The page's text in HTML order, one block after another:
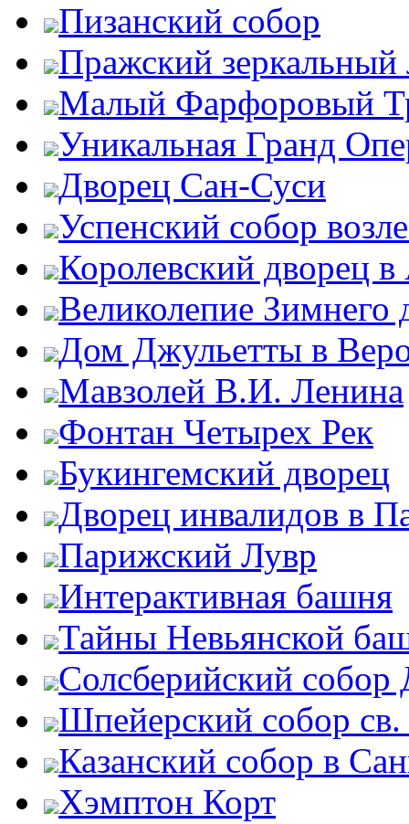
Пизанский собор
Пражский зеркальный
Малый Фарфоровый
Уникальная Гранд
Дворец Сан-Суси
Успенский собор
Королевский дворец
Великолепие
Дом Джульетты в
Мавзолей В.И. Ленина
Фонтан Четырех Рек
Букингемский дворец
Дворец инвалидов в
Парижский Лувр
Интерактивная башня
Тайны Невьянской
Солсберийский
Шпейерский собор
Казанский собор в
Хэмптон Корт